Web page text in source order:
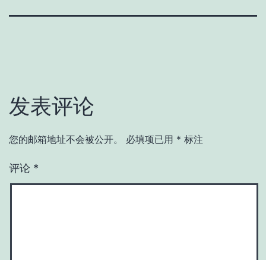
发表评论
您的邮箱地址不会被公开。 必填项已用 * 标注
评论 *